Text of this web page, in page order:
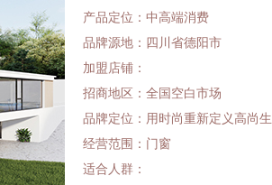
产品定位：中高端消费
品牌源地：四川省德阳市
加盟店铺：
招商地区：全国空白市场
品牌定位：用时尚重新定义高尚
经营范围：门窗
适合人群：